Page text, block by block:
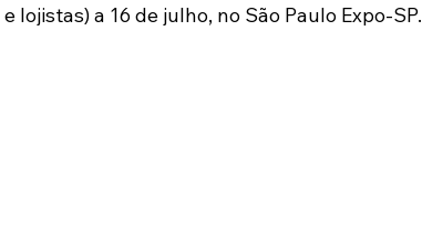
lojistas) a 16 de julho, no São Paulo Expo-SP.